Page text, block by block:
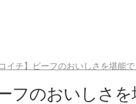
コイチ】ビーフのおいしさを堪
フのおいしさ